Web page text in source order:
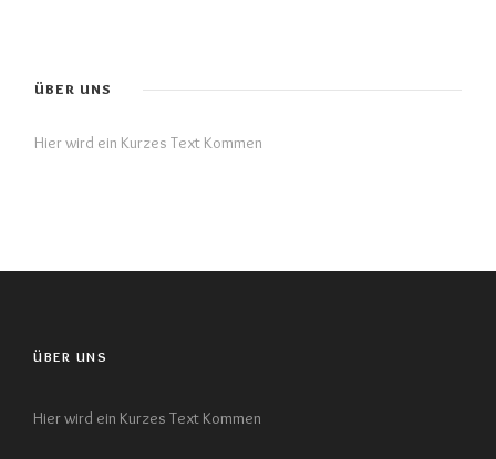
ÜBER UNS
Hier wird ein Kurzes Text Kommen
ÜBER UNS
Hier wird ein Kurzes Text Kommen